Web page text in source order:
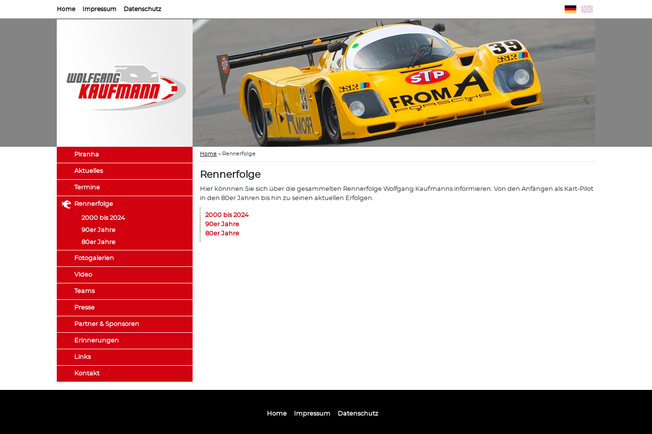
Home Impressum Datenschutz
Piranha
Aktuelles
Termine
Rennerfolge
2000 bis 2024
90er Jahre
80er Jahre
Fotogalerien
Video
Teams
Presse
Partner & Sponsoren
Erinnerungen
Links
Kontakt
Home » Rennerfolge
Rennerfolge
Hier könnnen Sie sich über die gesammelten Rennerfolge Wolfgang Kaufmanns informieren. Von den Anfängen als Kart-Pilot
in den 80er Jahren bis hin zu seinen aktuellen Erfolgen.
2000 bis 2024
90er Jahre
80er Jahre
Home Impressum Datenschutz